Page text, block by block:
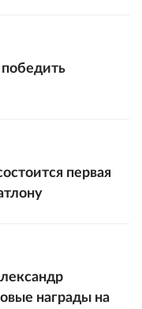
первая
награды на